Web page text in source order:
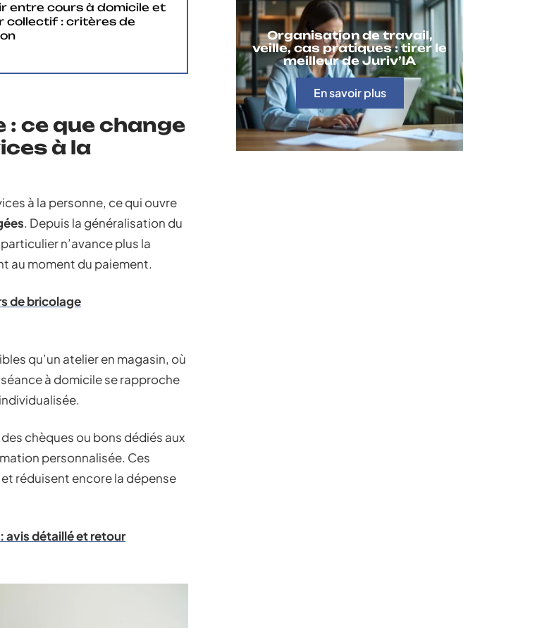
entre cours à domicile et
collectif : critères de
ce que change
à la
à la personne, ce qui ouvre
. Depuis la généralisation du
n’avance plus la
au moment du paiement.
de bricolage
qu’un atelier en magasin, où
à domicile se rapproche
chèques ou bons dédiés aux
personnalisée. Ces
réduisent encore la dépense
détaillé et retour
Organisation de travail,
veille, cas pratiques : tirer le
meilleur de Juriv’IA
En savoir plus